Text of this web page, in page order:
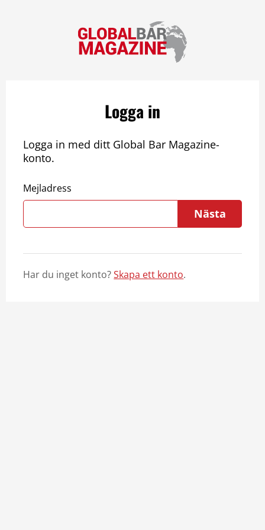
Logga in
Logga in med ditt Global Bar Magazine-
konto.
Mejladress
Nästa
Har du inget konto?Skapa ett konto.